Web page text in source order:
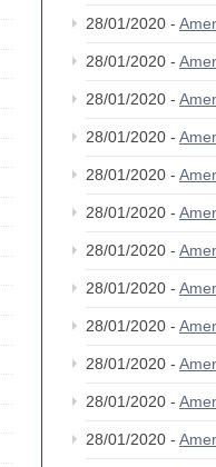
28/01/2020 -
28/01/2020 -
28/01/2020 -
28/01/2020 -
28/01/2020 -
28/01/2020 -
28/01/2020 -
28/01/2020 -
28/01/2020 -
28/01/2020 -
28/01/2020 -
28/01/2020 -